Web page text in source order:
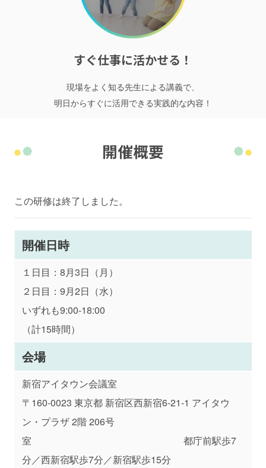
すぐ仕事に活かせる！
現場をよく知る先生による講義で、
明日からすぐに活用できる実践的な内容！
開催概要
この研修は終了しました。
開催日時
１日目：8月3日（月）
２日目：9月2日（水）
いずれも9:00-18:00
（計15時間）
会場
新宿アイタウン会議室
〒160-0023 東京都 新宿区西新宿6-21-1 アイタウ
ン・プラザ 2階 206号
室 都庁前駅歩7
分／西新宿駅歩7分／新宿駅歩15分